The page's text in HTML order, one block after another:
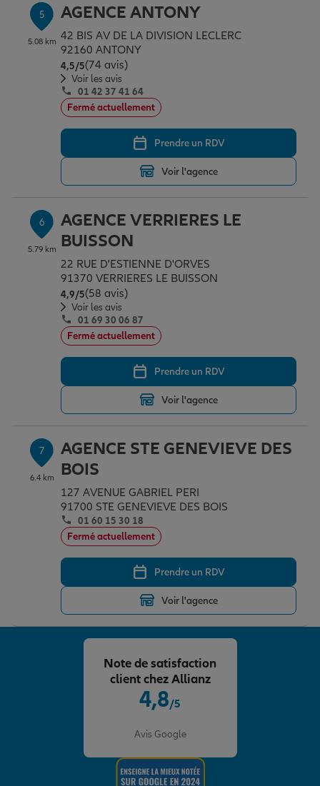
5
5.08 km
AGENCE ANTONY
42 BIS AV DE LA DIVISION LECLERC
92160 ANTONY
4,5/5Note de 4.5 sur 5
(74 avis)
Voir les avis
01 42 37 41 64
Fermé actuellement
Prendre un RDV
Voir l'agence
6
5.79 km
AGENCE VERRIERES LE
BUISSON
22 RUE D'ESTIENNE D'ORVES
91370 VERRIERES LE BUISSON
4,9/5Note de 4.9 sur 5
(58 avis)
Voir les avis
01 69 30 06 87
Fermé actuellement
Prendre un RDV
Voir l'agence
7
6.4 km
AGENCE STE GENEVIEVE DES
BOIS
127 AVENUE GABRIEL PERI
91700 STE GENEVIEVE DES BOIS
01 60 15 30 18
Fermé actuellement
Prendre un RDV
Voir l'agence
4,8/5
Avis Google
Note de satisfaction
client chez Allianz